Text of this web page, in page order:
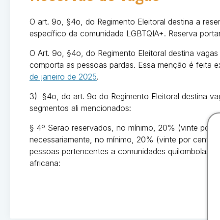
O art. 9o, §4o, do Regimento Eleitoral destina a
específico da comunidade LGBTQIA+. Reserva
O Art. 9o, §4o, do Regimento Eleitoral destina
comporta as pessoas pardas. Essa menção é feita
de janeiro de 2025.
3) §4o, do art. 9o do Regimento Eleitoral destina
segmentos ali mencionados:
§ 4º Serão reservados, no mínimo, 20% (vinte por
necessariamente, no mínimo, 20% (vinte por
pessoas pertencentes a comunidades quilombolas
africana: